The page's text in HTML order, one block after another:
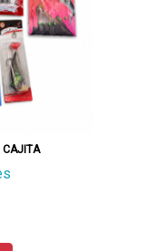
CAJITA